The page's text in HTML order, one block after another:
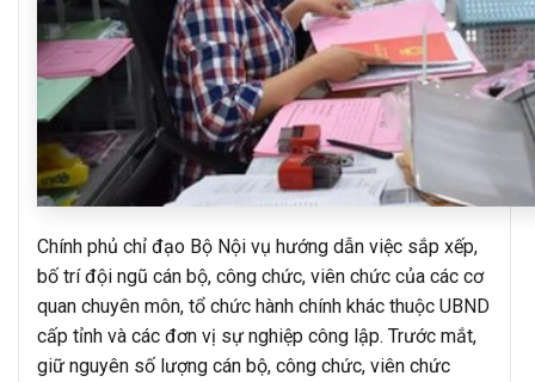
Chính phủ chỉ đạo Bộ Nội vụ hướng dẫn việc sắp xếp,
bố trí đội ngũ cán bộ, công chức, viên chức của các cơ
quan chuyên môn, tổ chức hành chính khác thuộc UBND
cấp tỉnh và các đơn vị sự nghiệp công lập. Trước mắt,
giữ nguyên số lượng cán bộ, công chức, viên chức